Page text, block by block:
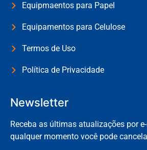
Equipmaentos para Papel
Equipamentos para Celulose
Termos de Uso
Política de Privacidade
Newsletter
Receba as últimas atualizações por
qualquer momento você pode